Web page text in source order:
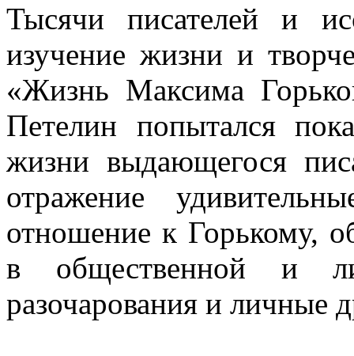
Тысячи писателей и
изучение жизни и
«Жизнь Максима
Петелин попытался
жизни выдающегося
отражение
отношение к Горькому,
в общественной и
разочарования и личные